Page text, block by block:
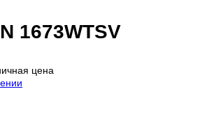
1673WTSV
цена